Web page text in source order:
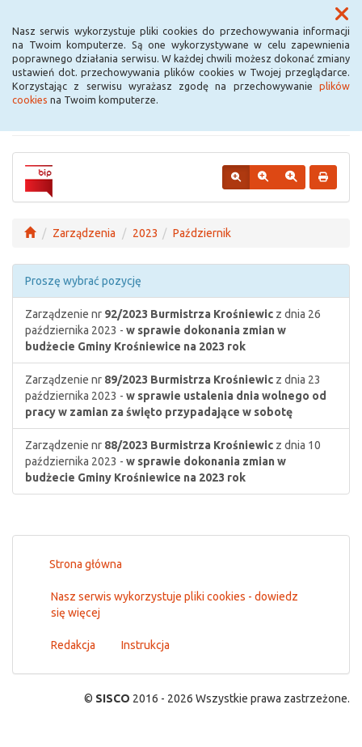
Nasz serwis wykorzystuje pliki cookies do przechowywania informacji
na Twoim komputerze. Są one wykorzystywane w celu zapewnienia
poprawnego działania serwisu. W każdej chwili możesz dokonać zmiany
ustawień dot. przechowywania plików cookies w Twojej przeglądarce.
Korzystając z serwisu wyrażasz zgodę na przechowywanie plików
cookies na Twoim komputerze.
Menu
Urząd Miejski w
Krośniewicach
Zarządzenia 2023 Październik
Proszę wybrać pozycję
Zarządzenie nr 92/2023 Burmistrza Krośniewic z dnia 26
października 2023 - w sprawie dokonania zmian w
budżecie Gminy Krośniewice na 2023 rok
Zarządzenie nr 89/2023 Burmistrza Krośniewic z dnia 23
października 2023 - w sprawie ustalenia dnia wolnego od
pracy w zamian za święto przypadające w sobotę
Zarządzenie nr 88/2023 Burmistrza Krośniewic z dnia 10
października 2023 - w sprawie dokonania zmian w
budżecie Gminy Krośniewice na 2023 rok
Strona główna
Nasz serwis wykorzystuje pliki cookies - dowiedz
się więcej
Redakcja Instrukcja
© SISCO 2016 - 2026 Wszystkie prawa zastrzeżone.